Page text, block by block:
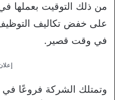
من ذلك التوقيت بعملها
على خفض تكاليف
في وقت قصير.
وتمتلك الشركة فروعًا في